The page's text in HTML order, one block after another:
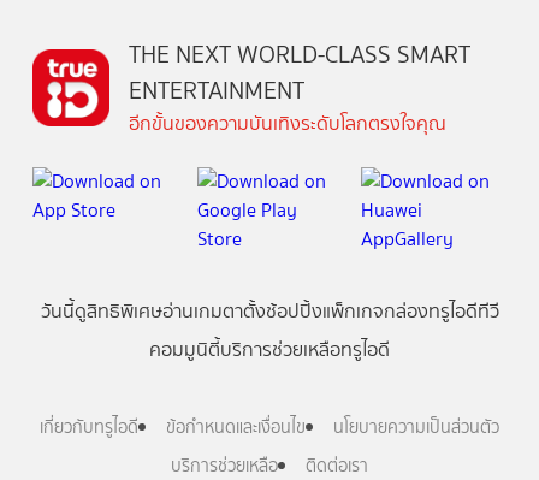
THE NEXT WORLD-CLASS SMART
ENTERTAINMENT
อีกขั้นของความบันเทิงระดับโลกตรงใจคุณ
วันนี้ดูสิทธิพิเศษอ่านเกมตาตั้งช้อปปิ้งแพ็กเกจกล่องทรูไอดีทีวี
คอมมูนิตี้บริการช่วยเหลือทรูไอดี
เกี่ยวกับทรูไอดี ข้อกำหนดและเงื่อนไข
นโยบายความเป็นส่วนตัว
บริการช่วยเหลือ
ติดต่อเรา